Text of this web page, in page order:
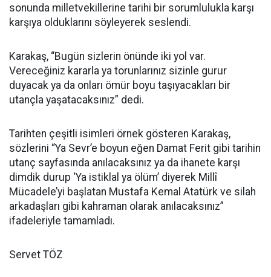
sonunda milletvekillerine tarihi bir sorumlulukla karşı
karşıya olduklarını söyleyerek seslendi.
Karakaş, “Bugün sizlerin önünde iki yol var.
Vereceğiniz kararla ya torunlarınız sizinle gurur
duyacak ya da onları ömür boyu taşıyacakları bir
utançla yaşatacaksınız” dedi.
Tarihten çeşitli isimleri örnek gösteren Karakaş,
sözlerini “Ya Sevr’e boyun eğen Damat Ferit gibi tarihin
utanç sayfasında anılacaksınız ya da ihanete karşı
dimdik durup ‘Ya istiklal ya ölüm’ diyerek Millî
Mücadele’yi başlatan Mustafa Kemal Atatürk ve silah
arkadaşları gibi kahraman olarak anılacaksınız”
ifadeleriyle tamamladı.
Servet TÖZ